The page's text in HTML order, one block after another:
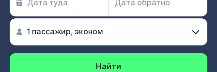
Найти